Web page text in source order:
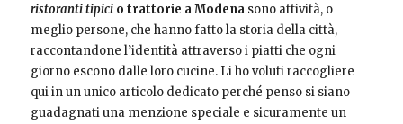
ristoranti tipicio trattorie a Modenasono attività, o
meglio persone, che hanno fatto la storia della città,
raccontandone l’identità attraverso i piatti che ogni
giorno escono dalle loro cucine. Li ho voluti raccogliere
qui in un unico articolo dedicato perché penso si siano
guadagnati una menzione speciale e sicuramente un